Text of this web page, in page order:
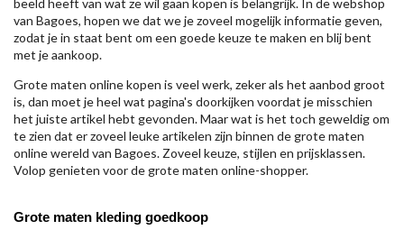
beeld heeft van wat ze wil gaan kopen is belangrijk. In de webshop
van Bagoes, hopen we dat we je zoveel mogelijk informatie geven,
zodat je in staat bent om een goede keuze te maken en blij bent
met je aankoop.
Grote maten online kopen is veel werk, zeker als het aanbod groot
is, dan moet je heel wat pagina's doorkijken voordat je misschien
het juiste artikel hebt gevonden. Maar wat is het toch geweldig om
te zien dat er zoveel leuke artikelen zijn binnen de grote maten
online wereld van Bagoes. Zoveel keuze, stijlen en prijsklassen.
Volop genieten voor de grote maten online-shopper.
Grote maten kleding goedkoop